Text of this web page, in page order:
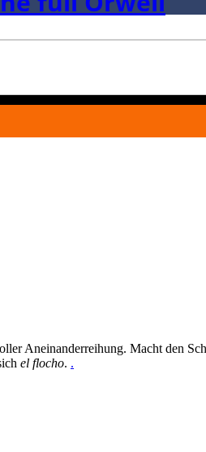
Aneinanderreihung. Macht den
el flocho. .